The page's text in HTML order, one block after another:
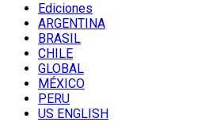
Ediciones
ARGENTINA
BRASIL
CHILE
GLOBAL
MÉXICO
PERU
US ENGLISH